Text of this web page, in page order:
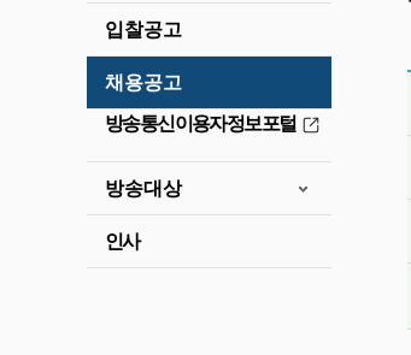
입찰공고
채용공고
방송통신이용자정보포털
방송대상
인사